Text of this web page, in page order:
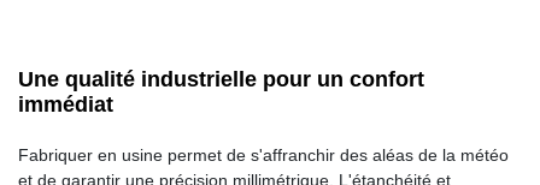
Une qualité industrielle pour un confort
immédiat
Fabriquer en usine permet de s'affranchir des aléas de la météo
et de garantir une précision millimétrique. L'étanchéité et